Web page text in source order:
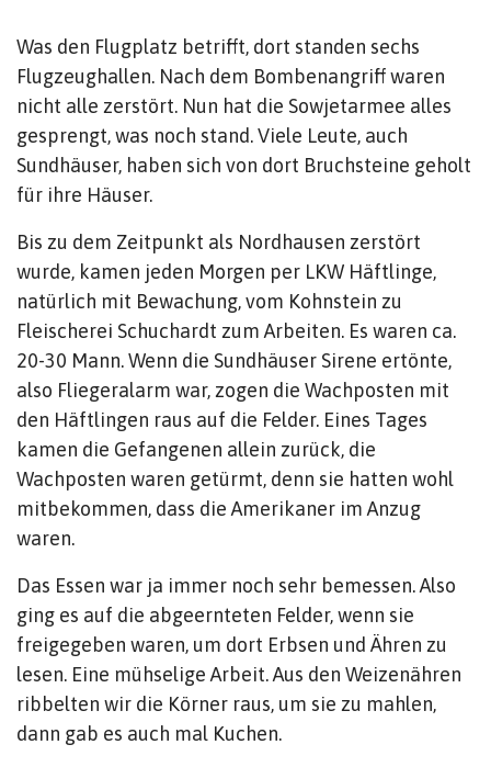
Was den Flugplatz betrifft, dort standen sechs
Flugzeughallen. Nach dem Bombenangriff waren
nicht alle zerstört. Nun hat die Sowjetarmee alles
gesprengt, was noch stand. Viele Leute, auch
Sundhäuser, haben sich von dort Bruchsteine geholt
für ihre Häuser.
Bis zu dem Zeitpunkt als Nordhausen zerstört
wurde, kamen jeden Morgen per LKW Häftlinge,
natürlich mit Bewachung, vom Kohnstein zu
Fleischerei Schuchardt zum Arbeiten. Es waren ca.
20-30 Mann. Wenn die Sundhäuser Sirene ertönte,
also Fliegeralarm war, zogen die Wachposten mit
den Häftlingen raus auf die Felder. Eines Tages
kamen die Gefangenen allein zurück, die
Wachposten waren getürmt, denn sie hatten wohl
mitbekommen, dass die Amerikaner im Anzug
waren.
Das Essen war ja immer noch sehr bemessen. Also
ging es auf die abgeernteten Felder, wenn sie
freigegeben waren, um dort Erbsen und Ähren zu
lesen. Eine mühselige Arbeit. Aus den Weizenähren
ribbelten wir die Körner raus, um sie zu mahlen,
dann gab es auch mal Kuchen.